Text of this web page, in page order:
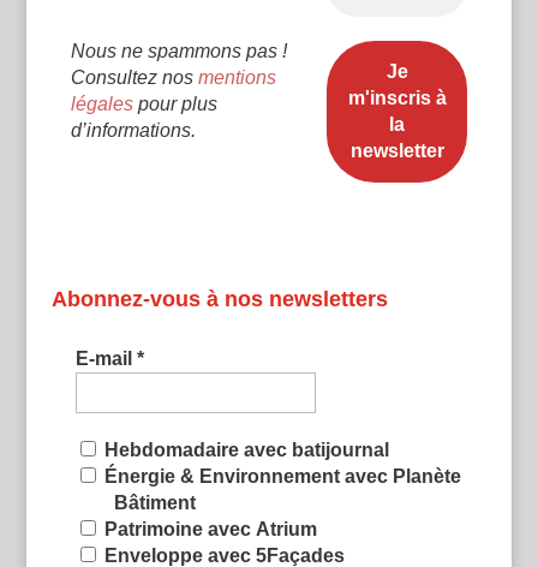
Nous ne spammons pas !
Consultez nos mentions
légalespour plus
d’informations.
Abonnez-vous à nos newsletters
E-mail *
Hebdomadaire avec batijournal
Énergie & Environnement avec Planète
Bâtiment
Patrimoine avec Atrium
Enveloppe avec 5Façades